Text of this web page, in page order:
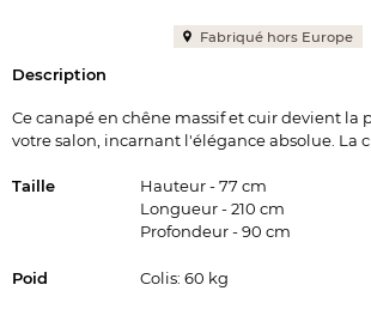
Fabriqué hors Europe
Description
Ce canapé en chêne massif et cuir devient la
votre salon, incarnant l'élégance absolue. La
Taille
Hauteur - 77 cm
Longueur - 210 cm
Profondeur - 90 cm
Poid Colis: 60 kg